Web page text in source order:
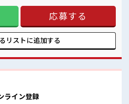
室完備！
メ≫ ・製造業の工場勤務に興味がある
きたい方。 ・担当者のサポートが必要な
がっつり稼ぐ≫ 高収入を希望される方にオ
20時間以上あります♪ ≪ゆったり制服アリ
日の服装の悩み解消♪ ■職場の雰囲気
性スタッフさん活躍中》あなたの今までの
貸与！ おいしい食堂/ロッカー/休憩室完
応募する
リストに追加する
ライン登録